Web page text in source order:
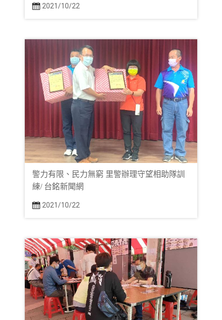
2021/10/22
警力有限、民力無窮 里警辦理守望相助隊訓
練/ 台銘新聞網
2021/10/22